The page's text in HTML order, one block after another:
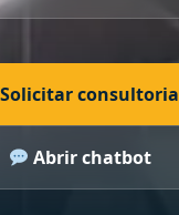
consultoria
Abrir chatbot